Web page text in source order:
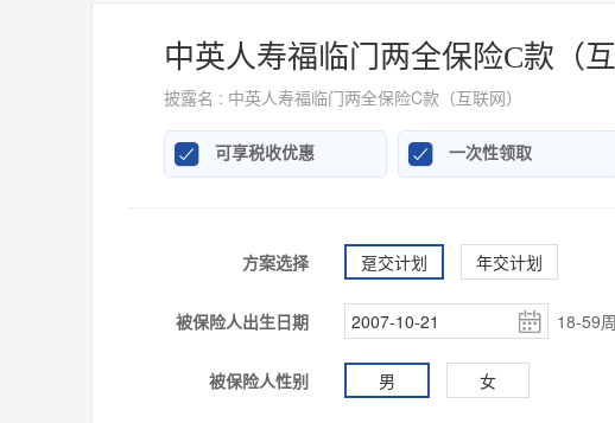
中英人寿福临门两全保险C款（
披露名 : 中英人寿福临门两全保险C款（互联网）
 可享税收优惠  一次性领取
方案选择 趸交计划 年交计划
被保险人出生日期 18-59
被保险人性别 男 女